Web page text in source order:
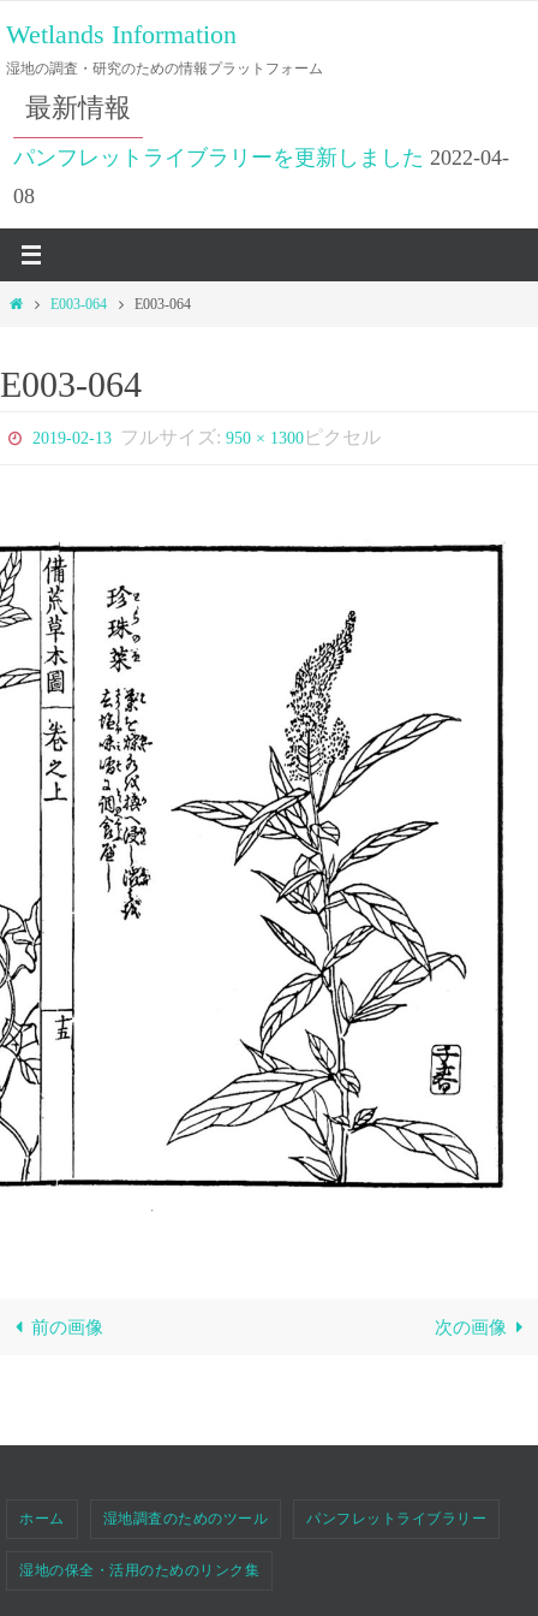
ン
テ
ツ
ス
プ
Wetlands Information
湿地の調査・研究のための情報プラットフォーム
最新情報
パンフレットライブラリーを更新しました 2022-04-
08
ホ
E003-064 E003-064
E003-064
2019-02-13 フルサイズ:950 × 1300 ピクセル
前の画像 次の画像
ホーム 湿地調査のためのツール パンフレットライブラリー
湿地の保全・活用のためのリンク集